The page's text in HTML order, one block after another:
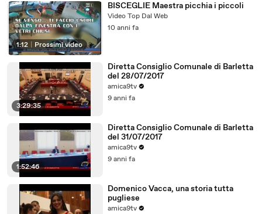
1:12 Prossimi video
BISCEGLIE Maestra picchia i piccoli
Video Top Dal Web
10 anni fa
3:29:35
Diretta Consiglio Comunale di Barletta
del 28/07/2017
amica9tv
9 anni fa
1:52:46
Diretta Consiglio Comunale di Barletta
del 31/07/2017
amica9tv
9 anni fa
Domenico Vacca, una storia tutta
pugliese
amica9tv